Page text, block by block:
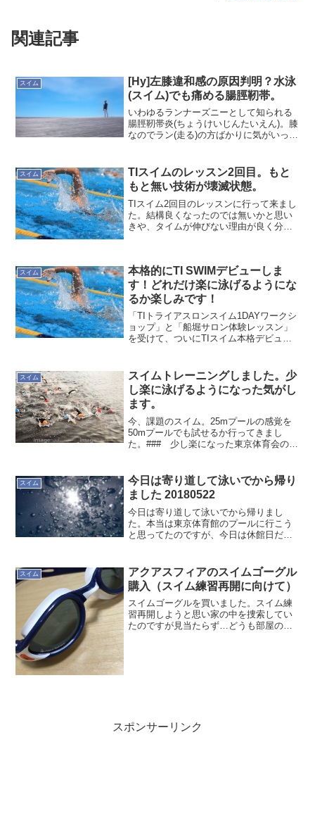
関連記事
スイム
[Hy]左膝違和感の原因判明？水泳
(スイム)でも痛める腸脛靭帯。
いわゆるランナーズニーとして知られる
腸脛靭帯炎(ちょうけいじんたいえん)。膝
なのでラン(走る)の方ばかりに気がいって
き、筋肉との摩擦で炎症になるそうで
す。普通に歩...
スイム
TIスイムのレッスン2回目。もと
もと無い技術が壊滅状態。
TIスイム2回目のレッスンに行って来まし
た。結構良くなったのでは無いかと思い
きや、タイムが伸びない理由が良く分か
て前後バランスが悪く...
スイム
本格的にTI SWIMデビューしま
す！どれだけ楽に泳げるようにな
るか楽しみです！
「TIトライアスロンスイム1DAYワークシ
ョップ」と「船堀サロン体験レッスン」
を受けて、ついにTIスイム本格デビュー
年過ぎてますね。以前よりある程度の距
離を泳げるよう...
スイム
スイムトレーニングしました。少
し楽に泳げるようになった気がし
ます。
今、課題のスイム。25mプールの感覚を
50mプールでも試せるか行ってきまし
た。### 少し楽になった東京体育会の
距離泳ぐコツはつかめていないのです
が、100mを...
スイム
今日は寄り道して泳いでから帰り
ました 20180522
今日は寄り道して泳いでから帰りまし
た。本当は東京体育館のプールに行こう
と思ってたのですが、今日は休館日だっ
ったのですが、墨田区総合体育館プール
は良いんじゃないかと頭に浮...
スイム
アクアスフィアのスイムゴーグル
購入（スイム練習再開に向けて）
スイムゴーグルを買いました。スイム練
習再開しようと思い家の中を捜索してい
たのですが見当たらず…どうも部屋の断
スポンサーリンク